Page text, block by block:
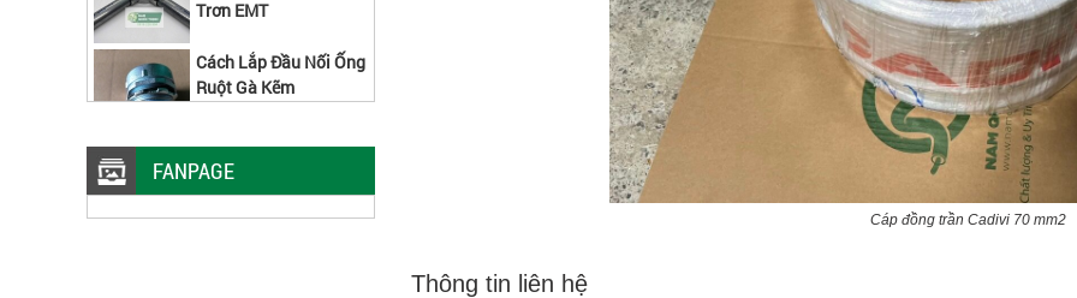
Ruột Gà Kẽm
Máng Lưới Inox 304 W50xH50x5
FANPAGE
Cáp đồng trần Cadivi 70 mm2
Thông tin liên hệ